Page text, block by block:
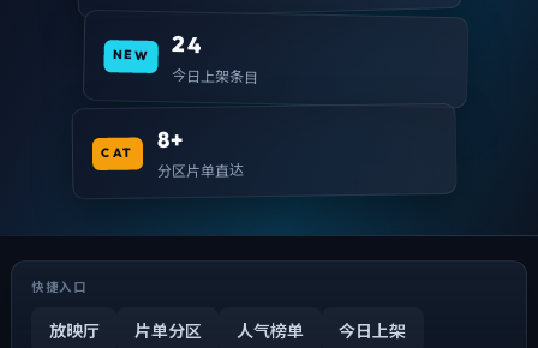
NEW 24
今日上架条目
CAT 8+
分区片单直达
快捷入口
放映厅 片单分区 人气榜单 今日上架